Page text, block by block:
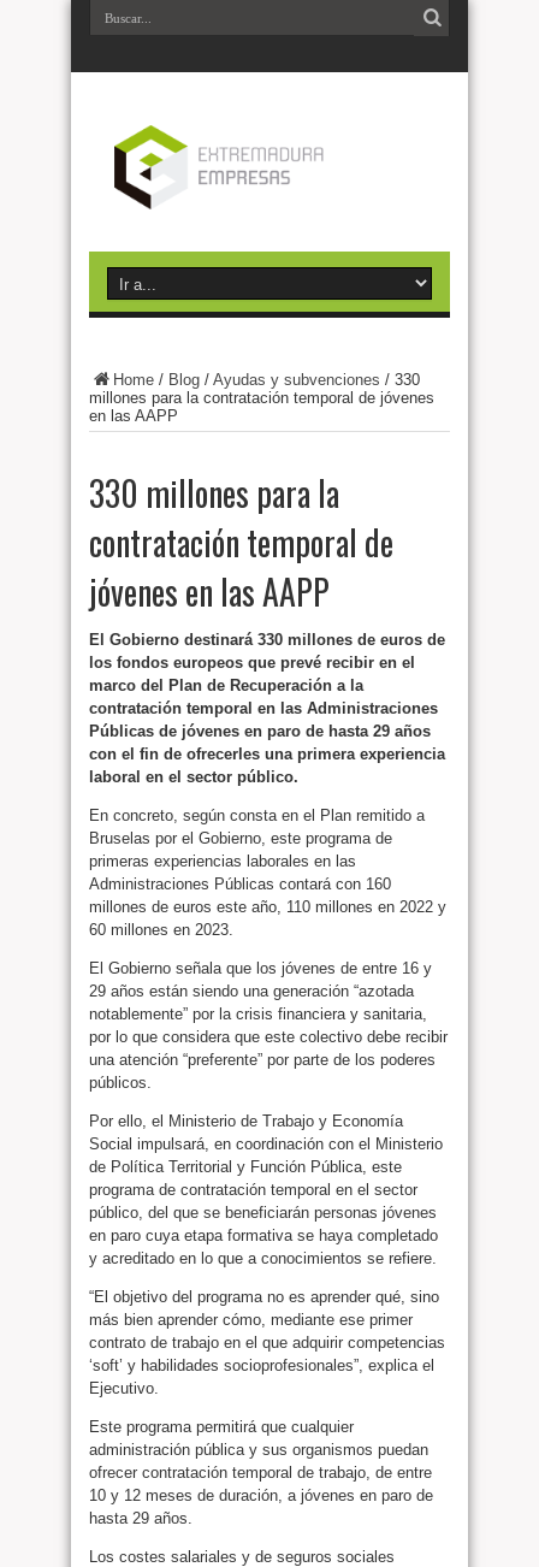
Home / Blog / Ayudas y subvenciones / 330
millones para la contratación temporal de jóvenes
en las AAPP
330 millones para la
contratación temporal de
jóvenes en las AAPP
El Gobierno destinará 330 millones de euros de
los fondos europeos que prevé recibir en el
marco del Plan de Recuperación a la
contratación temporal en las Administraciones
Públicas de jóvenes en paro de hasta 29 años
con el fin de ofrecerles una primera experiencia
laboral en el sector público.
En concreto, según consta en el Plan remitido a
Bruselas por el Gobierno, este programa de
primeras experiencias laborales en las
Administraciones Públicas contará con 160
millones de euros este año, 110 millones en 2022 y
60 millones en 2023.
El Gobierno señala que los jóvenes de entre 16 y
29 años están siendo una generación “azotada
notablemente” por la crisis financiera y sanitaria,
por lo que considera que este colectivo debe recibir
una atención “preferente” por parte de los poderes
públicos.
Por ello, el Ministerio de Trabajo y Economía
Social impulsará, en coordinación con el Ministerio
de Política Territorial y Función Pública, este
programa de contratación temporal en el sector
público, del que se beneficiarán personas jóvenes
en paro cuya etapa formativa se haya completado
y acreditado en lo que a conocimientos se refiere.
“El objetivo del programa no es aprender qué, sino
más bien aprender cómo, mediante ese primer
contrato de trabajo en el que adquirir competencias
‘soft’ y habilidades socioprofesionales”, explica el
Ejecutivo.
Este programa permitirá que cualquier
administración pública y sus organismos puedan
ofrecer contratación temporal de trabajo, de entre
10 y 12 meses de duración, a jóvenes en paro de
hasta 29 años.
Los costes salariales y de seguros sociales